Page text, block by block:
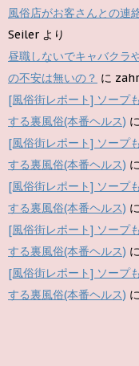
風俗店がお客さんとの連
Seiler より
昼職しないでキャバクラ
の不安は無いの？ に
[風俗街レポート] ソープ
する裏風俗(本番ヘルス) に
[風俗街レポート] ソープ
する裏風俗(本番ヘルス)
[風俗街レポート] ソープ
する裏風俗(本番ヘルス) に
[風俗街レポート] ソープ
する裏風俗(本番ヘルス) に
[風俗街レポート] ソープ
する裏風俗(本番ヘルス) に